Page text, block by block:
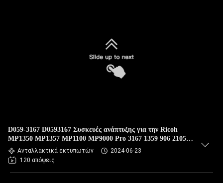
D059-3167 D0593167 Συσκευές ανάπτυξης για την Ricoh
MP1350 MP1357 MP1100 MP9000 Pro 3167 1359 906 2105
1107 Τυπογράφων
Ανταλλακτικά εκτυπωτών
2024-06-23
120 απόψεις